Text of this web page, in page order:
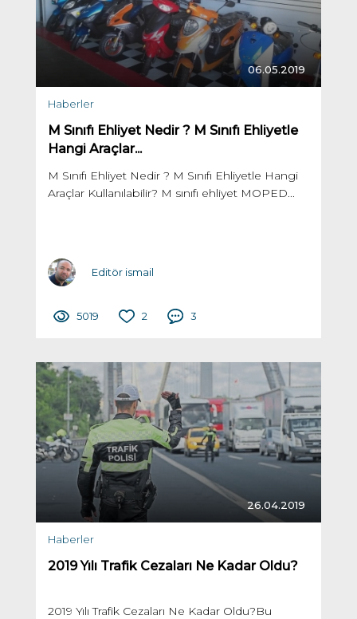
06.05.2019
Haberler
M Sınıfı Ehliyet Nedir ? M Sınıfı Ehliyetle
Hangi Araçlar...
M Sınıfı Ehliyet Nedir ? M Sınıfı Ehliyetle Hangi
Araçlar Kullanılabilir? M sınıfı ehliyet MOPED...
Editör ismail
5019 2 3
26.04.2019
Haberler
2019 Yılı Trafik Cezaları Ne Kadar Oldu?
2019 Yılı Trafik Cezaları Ne Kadar Oldu?Bu